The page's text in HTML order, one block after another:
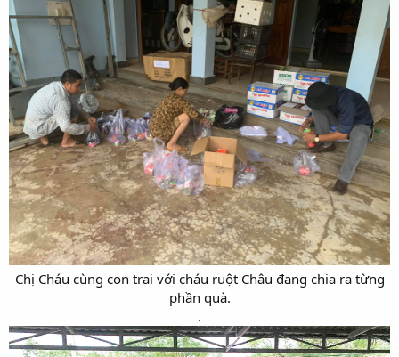
Chị Cháu cùng con trai với cháu ruột Châu đang chia ra từng
phần quà.​
.​